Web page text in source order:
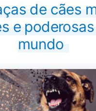
de cães
e
mundo